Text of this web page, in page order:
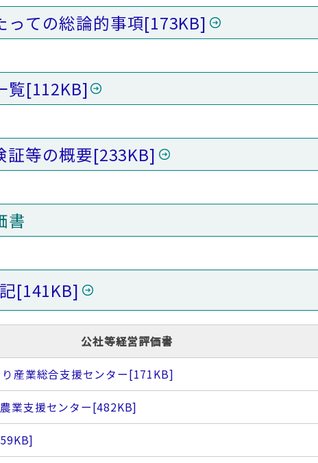
っての総論的事項[173KB]
覧[112KB]
証等の概要[233KB]
書
[141KB]
公社等経営評価書
産業総合支援センター[171KB]
業支援センター[482KB]